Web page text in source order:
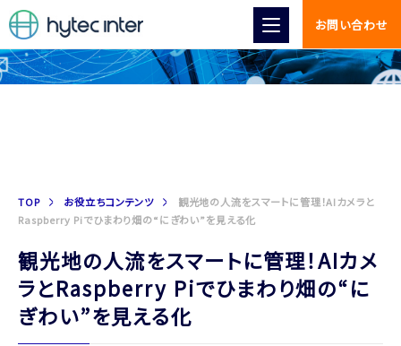
お問い合わせ
TOP お役立ちコンテンツ
観光地の人流をスマートに管理！AIカメラと
Raspberry Piでひまわり畑の“にぎわい”を見える化
観光地の人流をスマートに管理！AIカメ
ラとRaspberry Piでひまわり畑の“に
ぎわい”を見える化